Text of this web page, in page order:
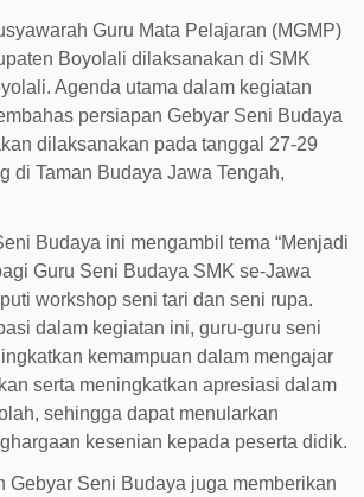
Guru Mata Pelajaran (MGMP)
Boyolali dilaksanakan di SMK
Agenda utama dalam kegiatan
persiapan Gebyar Seni Budaya
dilaksanakan pada tanggal 27-29
di Taman Budaya Jawa Tengah,
Budaya ini mengambil tema “Menjadi
Guru Seni Budaya SMK se-Jawa
workshop seni tari dan seni rupa.
dalam kegiatan ini, guru-guru seni
kemampuan dalam mengajar
serta meningkatkan apresiasi dalam
sehingga dapat menularkan
kesenian kepada peserta didik.
Gebyar Seni Budaya juga memberikan